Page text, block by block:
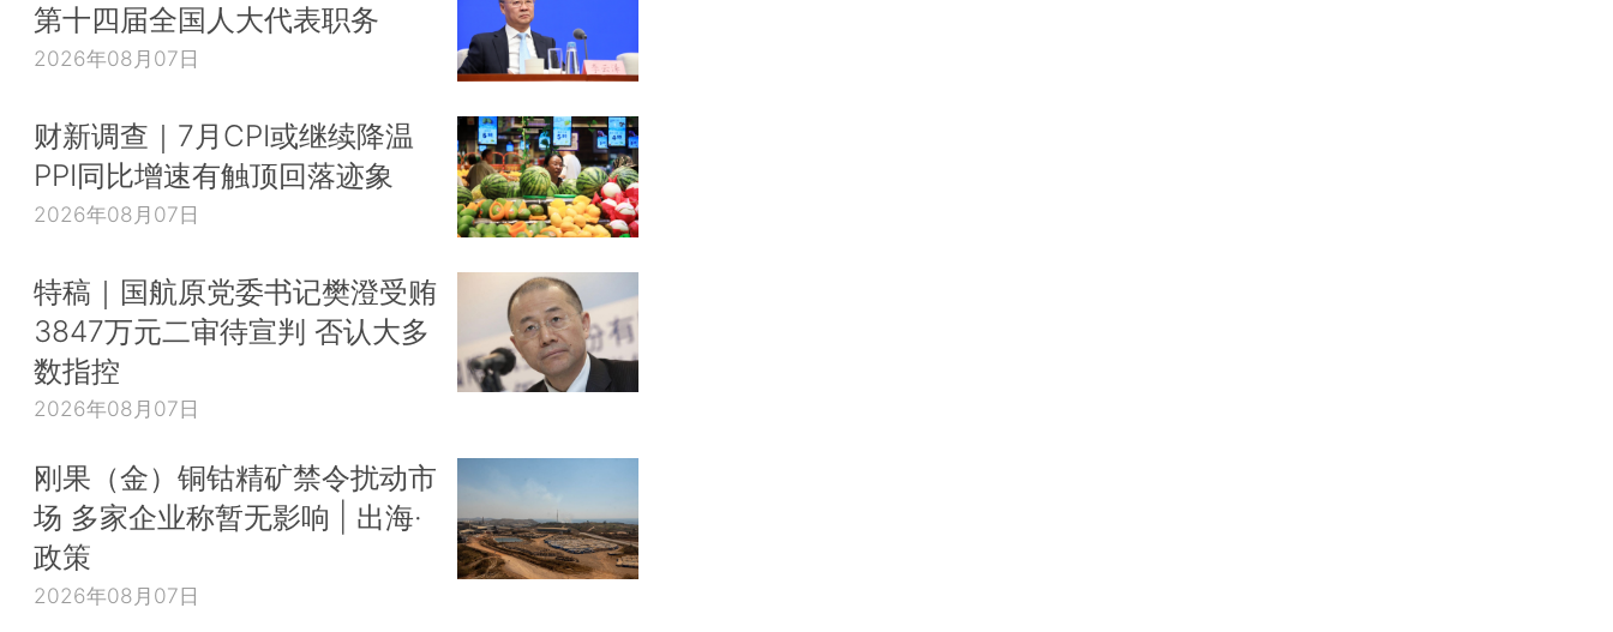
第十四届全国人大代表职务
2026年08月07日
财新调查｜7月CPI或继续降温
PPI同比增速有触顶回落迹象
2026年08月07日
特稿｜国航原党委书记樊澄受贿
3847万元二审待宣判 否认大多
数指控
2026年08月07日
刚果（金）铜钴精矿禁令扰动市
场 多家企业称暂无影响 | 出海·
政策
2026年08月07日